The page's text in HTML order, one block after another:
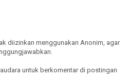
diizinkan menggunakan Anonim, agar
untuk berkomentar di postingan